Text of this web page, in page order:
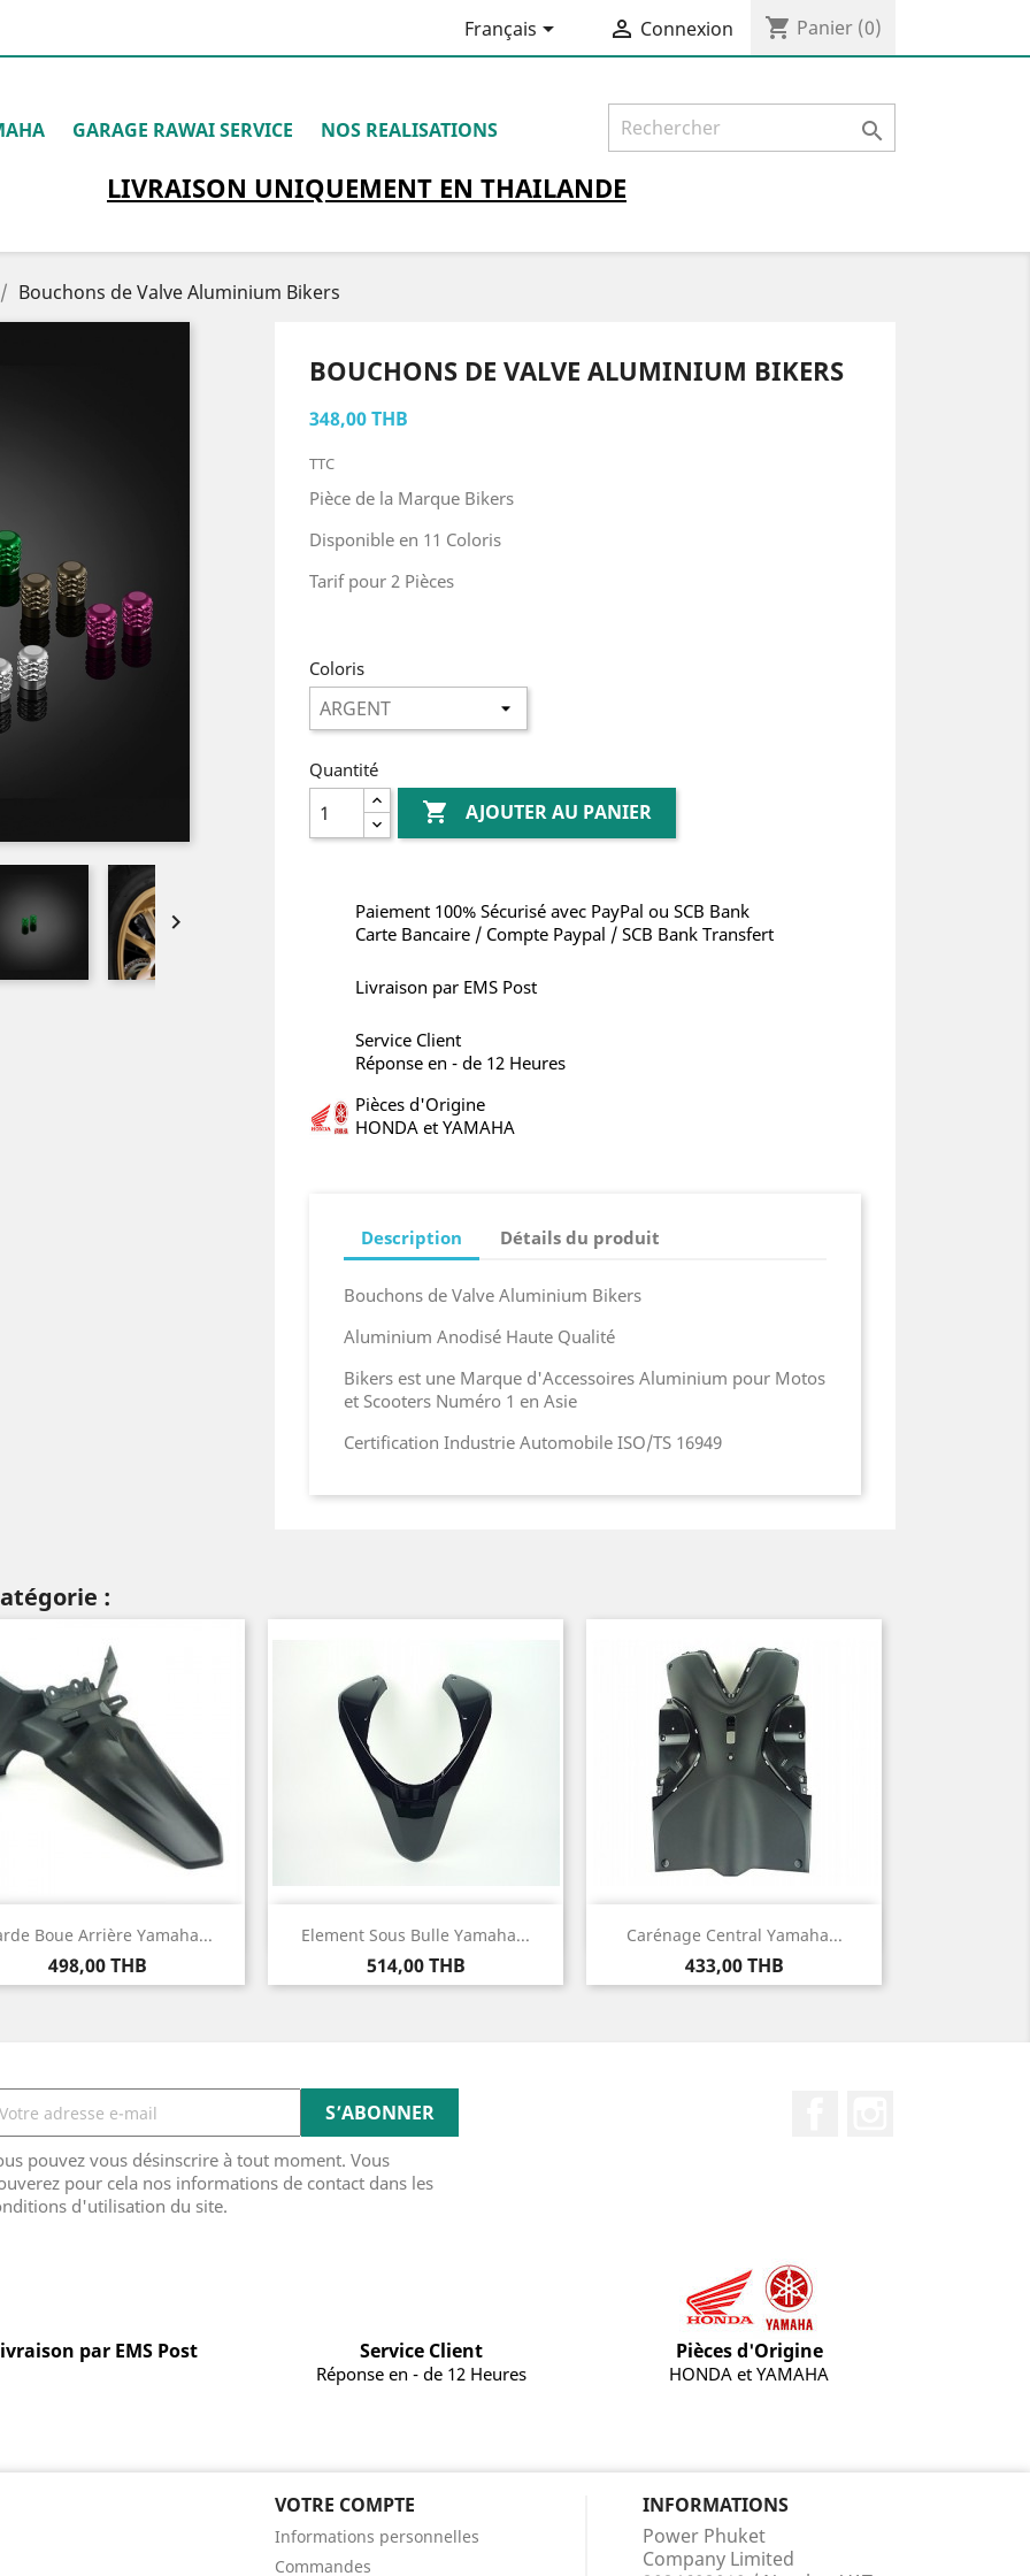
Français  Connexion shopping_cart Panier (0)
GARAGE RAWAI SERVICE NOS REALISATIONS 
LIVRAISON UNIQUEMENTEN THAILANDE
Bouchons de Valve Aluminium Bikers

BOUCHONS DE VALVE ALUMINIUM BIKERS
348,00 THB
TTC
Pièce de la Marque Bikers
Disponible en 11 Coloris
Tarif pour 2 Pièces
Coloris
Quantité
 AJOUTER AU PANIER
Paiement 100% Sécurisé avec PayPal ou SCB Bank
Carte Bancaire / Compte Paypal / SCB Bank Transfert
Livraison par EMS Post
Service Client
Réponse en - de 12 Heures
Pièces d'Origine
HONDA et YAMAHA
Description Détails du produit
Bouchons de Valve Aluminium Bikers
Aluminium Anodisé Haute Qualité
Bikers est une Marque d'Accessoires Aluminium pour Motos
et Scooters Numéro 1 en Asie
Certification Industrie Automobile ISO/TS 16949
:
Boue Arrière Yamaha...
Prix
498,00 THB
Aperçu rapide Element Sous Bulle Yamaha...
Prix
514,00 THB
 Aperçu rapide Carénage Central Yamaha...
Prix
433,00 THB
Aperçu rapide
pouvez vous désinscrire à tout moment. Vous
pour cela nos informations de contact dans les
d'utilisation du site.
par EMS Post Service Client
Réponse en - de 12 Heures
Pièces d'Origine
HONDA et YAMAHA
VOTRE COMPTE
Informations personnelles
Commandes
INFORMATIONS
Power Phuket
Company Limited